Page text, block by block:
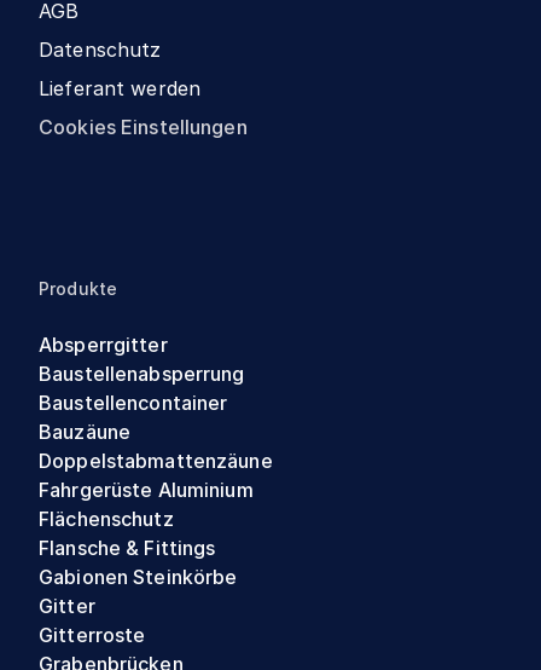
AGB
Datenschutz
Lieferant werden
Cookies Einstellungen
Produkte
Absperrgitter
Baustellenabsperrung
Baustellencontainer
Bauzäune
Doppelstabmattenzäune
Fahrgerüste Aluminium
Flächenschutz
Flansche & Fittings
Gabionen Steinkörbe
Gitter
Gitterroste
Grabenbrücken